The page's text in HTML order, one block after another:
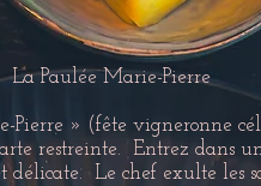
La Paulée Marie-Pierre
» (fête vigneronne
restreinte. Entrez dans
délicate. Le chef exulte les